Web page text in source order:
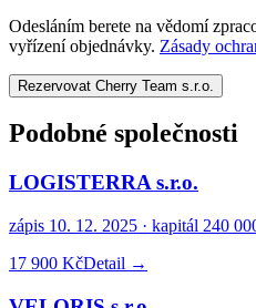
Odesláním berete na vědomí
vyřízení objednávky. Zásady
Rezervovat Cherry Team s.r.o.
Podobné společnosti
LOGISTERRA s.r.o.
zápis 10. 12. 2025 · kapitál 240
17 900 KčDetail →